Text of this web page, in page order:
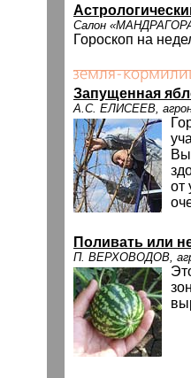
Салон
Гороскоп на
Запущенная
А.С. ЕЛИСЕЕВ,
от
Поливать или
П. ВЕРХОВОДОВ,